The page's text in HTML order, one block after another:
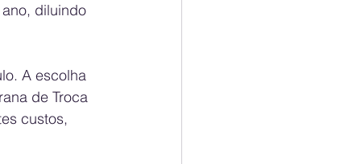
diluindo
A escolha
de Troca
custos,